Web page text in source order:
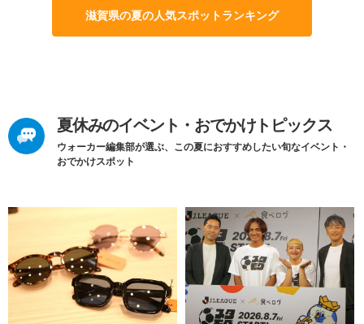
滋賀県の夏の人気スポットランキング
夏休みのイベント・おでかけトピックス
ウォーカー編集部が選ぶ、この夏におすすめしたい旬なイベント・
おでかけスポット